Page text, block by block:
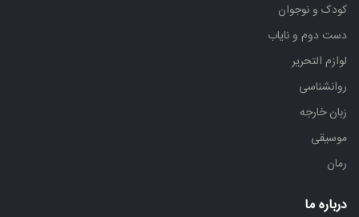
کودک و نوجوان
دست دوم و نایاب
لوازم التحریر
روانشناسی
زبان خارجه
موسیقی
رمان
درباره ما